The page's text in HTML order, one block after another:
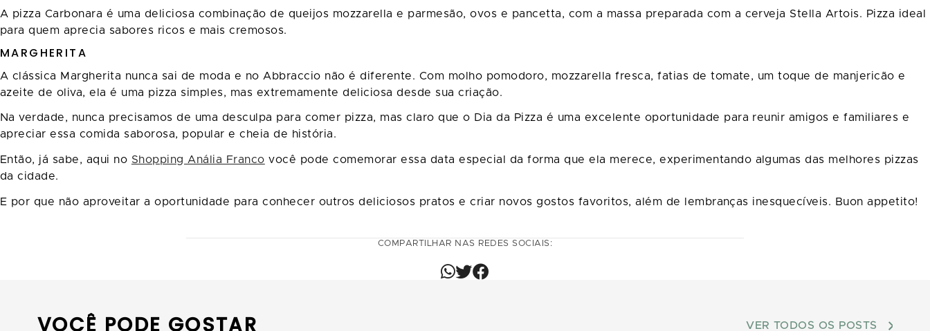
A pizza Carbonara é uma deliciosa combinação de queijos mozzarella e parmesão, ovos e pancetta, com a massa preparada com a cerveja Stella Artois. Pizza ideal
para quem aprecia sabores ricos e mais cremosos.
MARGHERITA
A clássica Margherita nunca sai de moda e no Abbraccio não é diferente. Com molho pomodoro, mozzarella fresca, fatias de tomate, um toque de manjericão e
azeite de oliva, ela é uma pizza simples, mas extremamente deliciosa desde sua criação.
Na verdade, nunca precisamos de uma desculpa para comer pizza, mas claro que o Dia da Pizza é uma excelente oportunidade para reunir amigos e familiares e
apreciar essa comida saborosa, popular e cheia de história.
Então, já sabe, aqui no Shopping Anália Franco você pode comemorar essa data especial da forma que ela merece, experimentando algumas das melhores pizzas
da cidade.
E por que não aproveitar a oportunidade para conhecer outros deliciosos pratos e criar novos gostos favoritos, além de lembranças inesquecíveis. Buon appetito!
COMPARTILHAR NAS REDES SOCIAIS:
VOCÊ PODE GOSTAR VER TODOS OS POSTS